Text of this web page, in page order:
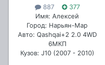
887
377
Имя: Алексей
Город: Нарьян-Мар
Авто: Qashqai+2 2.0 4WD
6МКП
Кузов: J10 (2007 - 2010)